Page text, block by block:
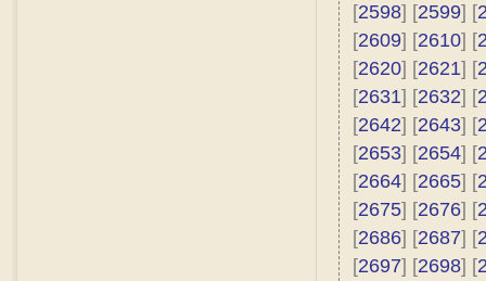
[2598] [2599] [
[2609] [2610] [
[2620] [2621] [
[2631] [2632] [
[2642] [2643] [
[2653] [2654] [
[2664] [2665] [
[2675] [2676] [
[2686] [2687] [
[2697] [2698] [